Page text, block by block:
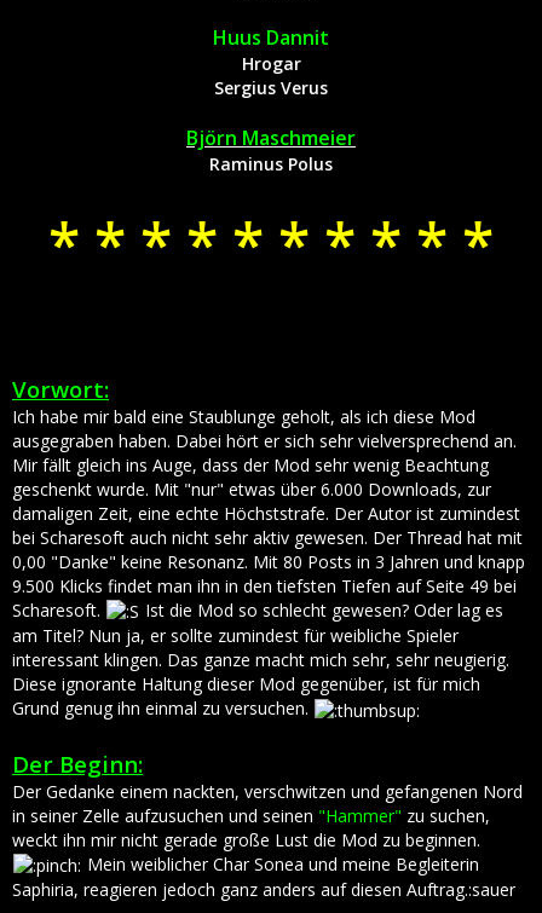
Huus Dannit
Hrogar
Sergius Verus
Björn Maschmeier
Raminus Polus
* * * * * * * * * *
Vorwort:
Ich habe mir bald eine Staublunge geholt, als ich diese Mod
ausgegraben haben. Dabei hört er sich sehr vielversprechend an.
Mir fällt gleich ins Auge, dass der Mod sehr wenig Beachtung
geschenkt wurde. Mit "nur" etwas über 6.000 Downloads, zur
damaligen Zeit, eine echte Höchststrafe. Der Autor ist zumindest
bei Scharesoft auch nicht sehr aktiv gewesen. Der Thread hat mit
0,00 "Danke" keine Resonanz. Mit 80 Posts in 3 Jahren und knapp
9.500 Klicks findet man ihn in den tiefsten Tiefen auf Seite 49 bei
Scharesoft.
Ist die Mod so schlecht gewesen? Oder lag es
am Titel? Nun ja, er sollte zumindest für weibliche Spieler
interessant klingen. Das ganze macht mich sehr, sehr neugierig.
Diese ignorante Haltung dieser Mod gegenüber, ist für mich
Grund genug ihn einmal zu versuchen.
Der Beginn:
Der Gedanke einem nackten, verschwitzen und gefangenen Nord
in seiner Zelle aufzusuchen und seinen "Hammer" zu suchen,
weckt ihn mir nicht gerade große Lust die Mod zu beginnen.
Mein weiblicher Char Sonea und meine Begleiterin
Saphiria, reagieren jedoch ganz anders auf diesen Auftrag.:sauer